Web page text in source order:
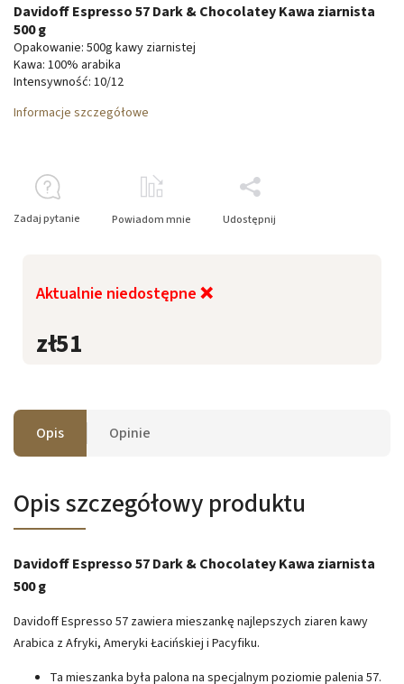
zł51
Aktualnie niedostępne ❌
Davidoff Espresso 57 Dark & Chocolatey Kawa ziarnista
500 g
Opakowanie: 500g kawy ziarnistej
Kawa: 100% arabika
Intensywność: 10/12
Informacje szczegółowe
Zadaj pytanie Powiadom mnie Udostępnij
Opis Opinie
Opis szczegółowy produktu
Davidoff Espresso 57 Dark & Chocolatey Kawa ziarnista
500 g
Davidoff Espresso 57 zawiera mieszankę najlepszych ziaren kawy
Arabica z Afryki, Ameryki Łacińskiej i Pacyfiku.
Ta mieszanka była palona na specjalnym poziomie palenia 57.